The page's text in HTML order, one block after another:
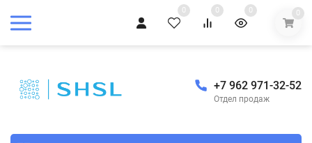
0 0 0 0
+7 962 971-32-52
Отдел продаж